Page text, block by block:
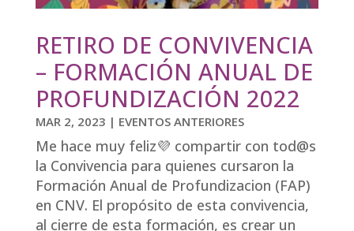
RETIRO DE CONVIVENCIA
– FORMACIÓN ANUAL DE
PROFUNDIZACIÓN 2022
MAR 2, 2023 | EVENTOS ANTERIORES
Me hace muy feliz💜 compartir con tod@s
la Convivencia para quienes cursaron la
Formación Anual de Profundizacion (FAP)
en CNV. El propósito de esta convivencia,
al cierre de esta formación, es crear un